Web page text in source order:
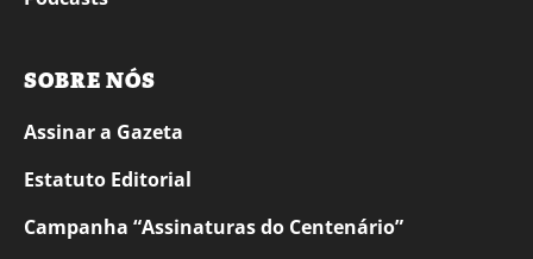
SOBRE NÓS
Assinar a Gazeta
Estatuto Editorial
Campanha “Assinaturas do Centenário”